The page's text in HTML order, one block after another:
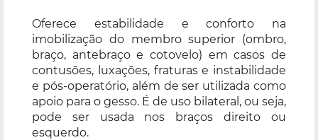
Oferece estabilidade e conforto na
imobilização do membro superior (ombro,
braço, antebraço e cotovelo) em casos de
contusões, luxações, fraturas e instabilidade
e pós-operatório, além de ser utilizada como
apoio para o gesso. É de uso bilateral, ou seja,
pode ser usada nos braços direito ou
esquerdo.